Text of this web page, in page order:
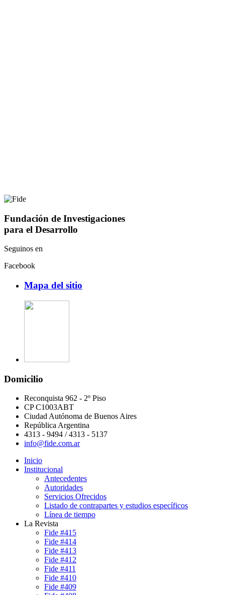
Fundación de Investigaciones
para el Desarrollo
Seguinos en
Facebook
Mapa del sitio
Domicilio
Reconquista 962 - 2º Piso
CP C1003ABT
Ciudad Autónoma de Buenos Aires
República Argentina
4313 - 9494 / 4313 - 5137
info@fide.com.ar
Inicio
Institucional
Antecedentes
Autoridades
Servicios Ofrecidos
Listado de contrapartes y estudios específicos
Línea de tiempo
La Revista
Fide #415
Fide #414
Fide #413
Fide #412
Fide #411
Fide #410
Fide #409